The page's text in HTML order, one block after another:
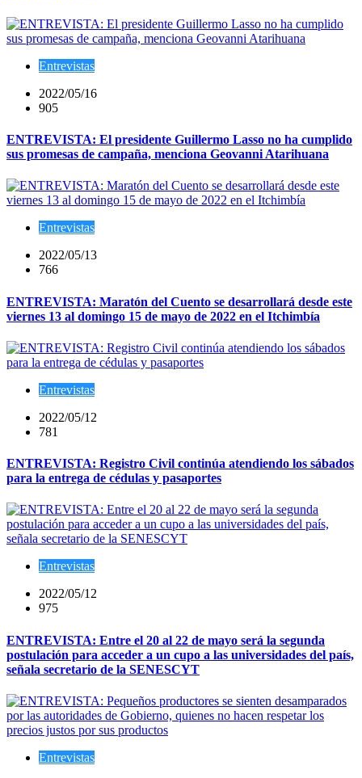
Entrevistas
2022/05/16
905
ENTREVISTA: El presidente Guillermo Lasso no ha cumplido
sus promesas de campaña, menciona Geovanni Atarihuana
Entrevistas
2022/05/13
766
ENTREVISTA: Maratón del Cuento se desarrollará desde este
viernes 13 al domingo 15 de mayo de 2022 en el Itchimbía
Entrevistas
2022/05/12
781
ENTREVISTA: Registro Civil continúa atendiendo los sábados
para la entrega de cédulas y pasaportes
Entrevistas
2022/05/12
975
ENTREVISTA: Entre el 20 al 22 de mayo será la segunda
postulación para acceder a un cupo a las universidades del país,
señala secretario de la SENESCYT
Entrevistas